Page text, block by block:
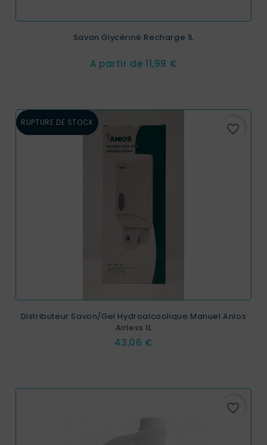
Savon Glycériné Recharge 1L
A partir de Prix
11,99 €
RUPTURE DE STOCK favorite_border
Distributeur Savon/Gel Hydroalcoolique Manuel Anios
Airless 1L
Prix
43,06 €
favorite_border